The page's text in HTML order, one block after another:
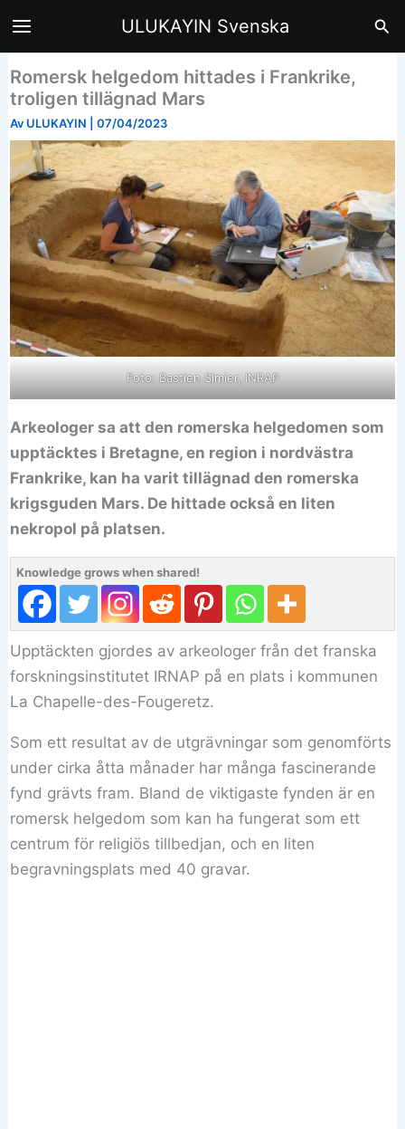
till
ULUKAYIN Svenska Sök
Romersk helgedom hittades i Frankrike,
troligen tillägnad Mars
Av ULUKAYIN |07/04/2023
Foto: Bastien Simier, INRAP
Arkeologer sa att den romerska helgedomen som
upptäcktes i Bretagne, en region i nordvästra
Frankrike, kan ha varit tillägnad den romerska
krigsguden Mars. De hittade också en liten
nekropol på platsen.
Knowledge grows when shared!
Upptäckten gjordes av arkeologer från det franska
forskningsinstitutet IRNAP på en plats i kommunen
La Chapelle-des-Fougeretz.
Som ett resultat av de utgrävningar som genomförts
under cirka åtta månader har många fascinerande
fynd grävts fram. Bland de viktigaste fynden är en
romersk helgedom som kan ha fungerat som ett
centrum för religiös tillbedjan, och en liten
begravningsplats med 40 gravar.